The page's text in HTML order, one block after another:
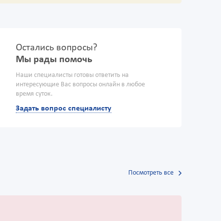
Остались вопросы?
Мы рады помочь
Наши специалисты готовы ответить на
интересующие Вас вопросы онлайн в любое
время суток.
Задать вопрос специалисту
Посмотреть все